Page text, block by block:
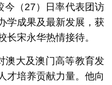
今（27）日率代表团访
学成果及最新发展，获
长宋永华热情接待。
澳大及澳门高等教育发
才培养贡献力量。他向